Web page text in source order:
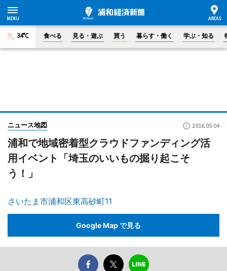
34°C 食べる 見る・遊ぶ 買う 暮らす・働く 学ぶ・知る
ニュース地図 2016.05.04
浦和で地域密着型クラウドファンディング活
用イベント「埼玉のいいもの掘り起こそ
う！」
さいたま市浦和区東高砂町11
Google Map で見る